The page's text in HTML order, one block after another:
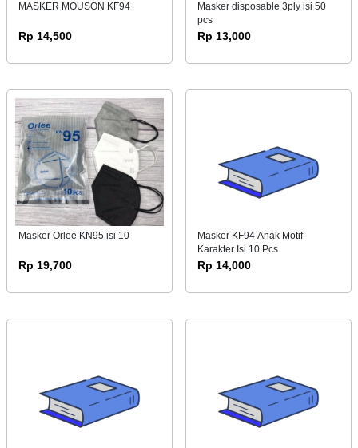
MASKER MOUSON KF94
Rp 14,500
Masker disposable 3ply isi 50
pcs
Rp 13,000
Masker Orlee KN95 isi 10
Rp 19,700
Masker KF94 Anak Motif
Karakter Isi 10 Pcs
Rp 14,000